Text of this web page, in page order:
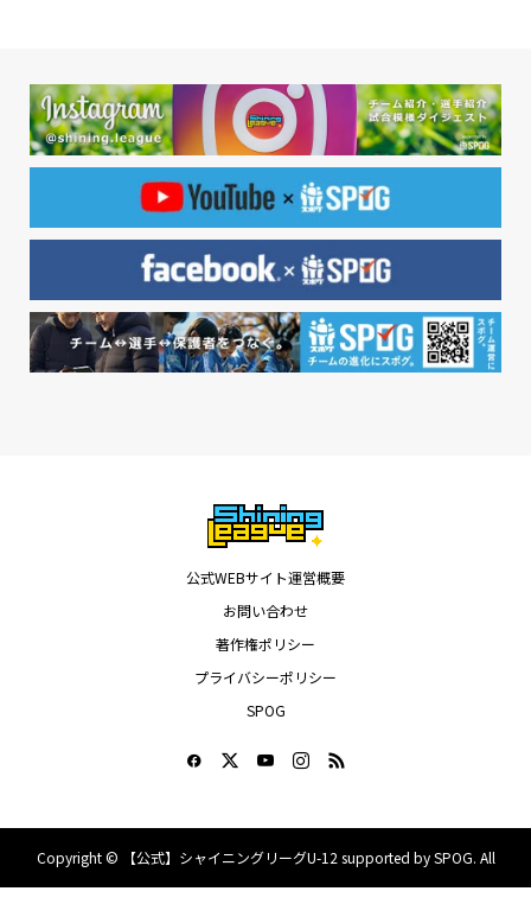
公式WEBサイト運営概要
お問い合わせ
著作権ポリシー
プライバシーポリシー
SPOG
Copyright © 【公式】シャイニングリーグU-12 supported by SPOG. All